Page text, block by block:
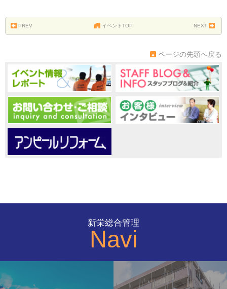
PREV イベントTOP NEXT
ページの先頭へ戻る
新栄総合管理
Navi